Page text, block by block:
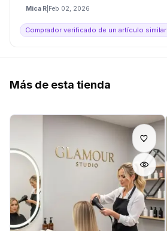
Mica R Feb 02, 2026
Comprador verificado de un artículo similar
Más de esta tienda